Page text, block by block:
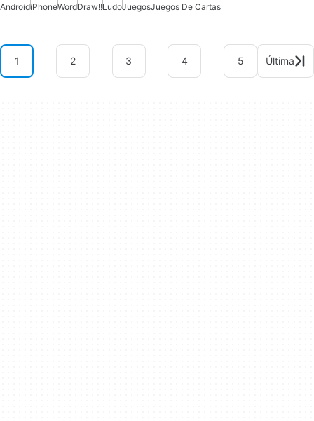
AndroidiPhoneWordDraw!!LudoJuegosJuegos De Cartas
1 2 3 4 5 Última